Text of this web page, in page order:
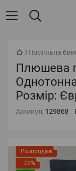
Постільна
Плюшева
Розмір:
Артикул: 129868
Розпродаж
−22%